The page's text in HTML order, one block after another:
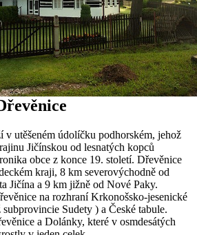
v utěšeném údolíčku podhorském, jehož
Jičínskou od lesnatých kopců
obce z konce 19. století. Dřevěnice
kraji, 8 km severovýchodně od
Jičína a 9 km jižně od Nové Paky.
na rozhraní Krkonošsko-jesenické
Sudety ) a České tabule.
a Dolánky, které v osmdesátých